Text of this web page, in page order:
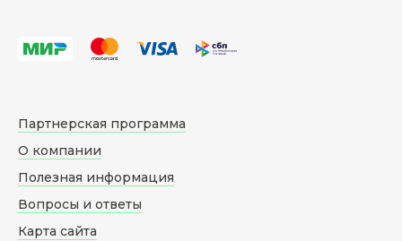
Партнерская программа
О компании
Полезная информация
Вопросы и ответы
Карта сайта